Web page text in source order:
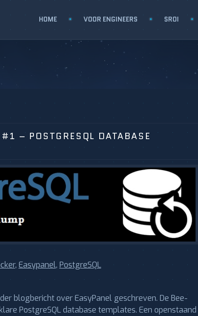
HOME VOOR ENGINEERS SROI
#1 – POSTGRESQL DATABASE
, Easypanel, PostgreSQL
blogbericht over EasyPanel geschreven. De Bee-
PostgreSQL database templates. Een openstaand